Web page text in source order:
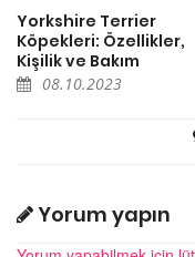
Yorkshire Terrier
Köpekleri: Özellikler,
Kişilik ve Bakım
08.10.2023
Yorum yapın